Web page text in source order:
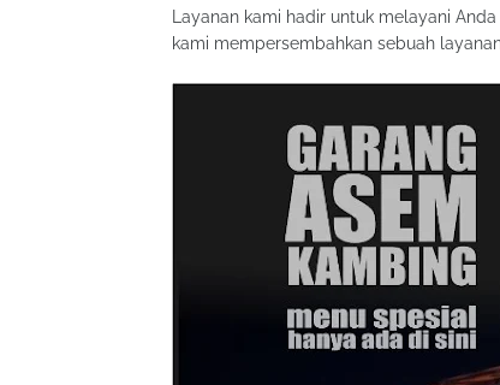
Layanan kami hadir untuk melayani
kami mempersembahkan sebuah